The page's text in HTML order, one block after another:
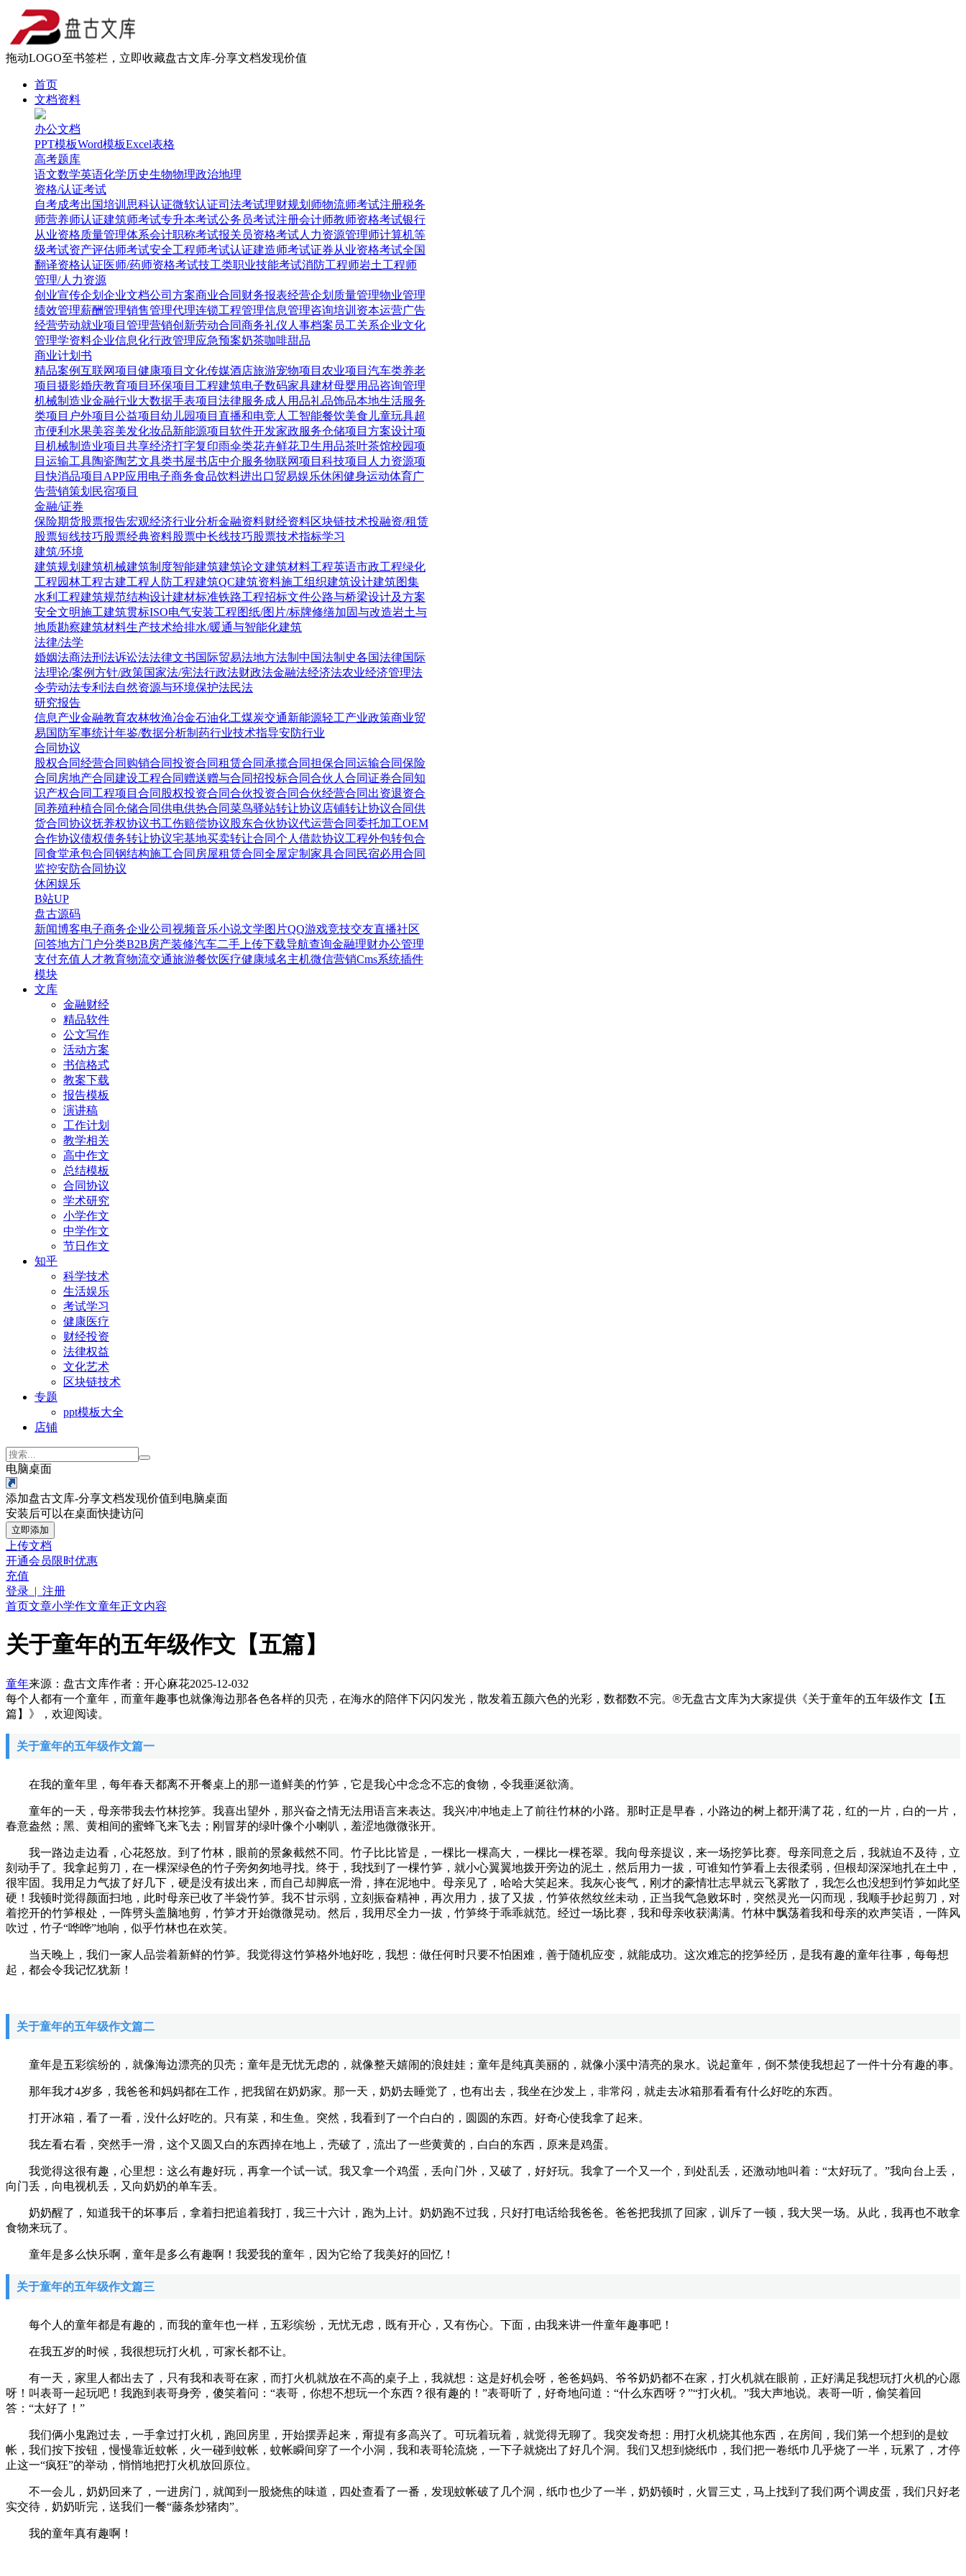
拖动LOGO至书签栏，立即收藏盘古文库-分享文档发现价值
首页
文档资料
办公文档
PPT模板Word模板Excel表格
高考题库
语文数学英语化学历史生物物理政治地理
资格/认证考试
自考成考出国培训 思科认证微软认证司法考试理财规划师物流师考试注册税务
师营养师认证建筑师考试专升本考试公务员考试注册会计师教师资格考试银行
从业资格质量管理体系会计职称考试报关员资格考试人力资源管理师计算机等
级考试资产评估师考试安全工程师考试认证建造师考试证券从业资格考试全国
翻译资格认证医师/药师资格考试技工类职业技能考试消防工程师岩土工程师
管理/人力资源
创业宣传企划 企业文档公司方案商业合同 财务报表经营企划 质量管理物业管理
绩效管理薪酬管理销售管理代理连锁工程管理信息管理咨询培训 资本运营广告
经营劳动就业项目管理营销创新劳动合同商务礼仪 人事档案 员工关系企业文化
管理学资料企业信息化行政管理应急预案奶茶咖啡甜品
商业计划书
精品案例互联网项目 健康项目 文化传媒酒店旅游宠物项目 农业项目 汽车类养老
项目 摄影婚庆教育项目 环保项目 工程建筑电子数码家具建材母婴用品咨询管理
机械制造业金融行业大数据手表项目 法律服务成人用品礼品饰品本地生活服务
类项目 户外项目 公益项目 幼儿园项目 直播和电竞人工智能餐饮美食 儿童玩具超
市便利水果美容美发化妆品新能源项目 软件开发家政服务仓储项目 方案设计项
目 机械制造业项目 共享经济打字复印雨伞类花卉鲜花卫生用品茶叶茶馆校园项
目 运输工具陶瓷陶艺文具类书屋书店中介服务物联网项目 科技项目 人力资源项
目快消品项目 APP应用 电子商务食品饮料进出口贸易娱乐休闲健身运动体育广
告营销策划 民宿项目
金融/证券
保险期货股票报告宏观经济行业分析金融资料财经资料区块链技术投融资/租赁
股票短线技巧股票经典资料股票中长线技巧股票技术指标学习
建筑/环境
建筑规划 建筑机械建筑制度智能建筑建筑论文建筑材料工程英语市政工程绿化
工程园林工程古建工程 人防工程建筑QC建筑资料施工组织建筑设计建筑图集
水利工程建筑规范结构设计建材标准铁路工程招标文件公路与桥梁设计及方案
安全文明施工建筑贯标ISO电气安装工程图纸/图片/标牌修缮加固与改造岩土与
地质勘察建筑材料生产技术给排水/暖通与智能化建筑
法律/法学
婚姻法商法刑法诉讼法法律文书国际贸易法地方法制 中国法制史各国法律国际
法理论/案例方针/政策国家法/宪法行政法财政法金融法经济法农业经济管理法
令劳动法专利法自然资源与环境保护法民法
研究报告
信息产业金融教育农林牧渔冶金石油化工煤炭交通新能源轻工产业政策商业贸
易国防军事统计年鉴/数据分析制药行业技术指导安防行业
合同协议
股权合同经营合同 购销合同投资合同租赁合同 承揽合同担保合同运输合同保险
合同 房地产合同建设工程合同 赠送赠与合同招投标合同合伙人合同证券合同知
识产权合同 工程项目合同 股权投资合同合伙投资合同合伙经营合同 出资退资合
同 养殖种植合同仓储合同供电供热合同菜鸟驿站转让协议店铺转让协议合同供
货合同协议抚养权协议书工伤赔偿协议股东合伙协议代运营合同委托加工OEM
合作协议债权债务转让协议宅基地买卖转让合同个人借款协议工程外包转包合
同食堂承包合同钢结构施工合同 房屋租赁合同全屋定制家具合同 民宿必用合同
监控安防合同协议
休闲娱乐
B站UP
盘古源码
新闻博客电子商务企业公司 视频音乐小说文学图片QQ游戏竞技交友直播社区
问答地方门户分类B2B房产装修汽车二手 上传下载导航查询金融理财办公管理
支付充值 人才教育物流交通旅游餐饮医疗健康域名主机微信营销Cms系统插件
模块
文库
金融财经
精品软件
公文写作
活动方案
书信格式
教案下载
报告模板
演讲稿
工作计划
教学相关
高中作文
总结模板
合同协议
学术研究
小学作文
中学作文
节日作文
知乎
科学技术
生活娱乐
考试学习
健康医疗
财经投资
法律权益
文化艺术
区块链技术
专题
ppt模板大全
店铺
电脑桌面
添加盘古文库-分享文档发现价值到电脑桌面
安装后可以在桌面快捷访问
立即添加
上传文档
开通会员限时优惠
充值
登录 | 注册
首页文章小学作文童年正文内容
关于童年的五年级作文【五篇】
童年来源：盘古文库作者：开心麻花2025-12-032
每个人都有一个童年，而童年趣事也就像海边那各色各样的贝壳，在海水的陪伴下闪闪发光，散发着五颜六色的光彩，数都数不完。 ®无盘古文库为大家提供《关于童年的五年级作文【五
篇】》，欢迎阅读。
关于童年的五年级作文篇一
在我的童年里，每年春天都离不开餐桌上的那一道鲜美的竹笋，它是我心中念念不忘的食物，令我垂涎欲滴。
童年的一天，母亲带我去竹林挖笋。我喜出望外，那兴奋之情无法用语言来表达。我兴冲冲地走上了前往竹林的小路。那时正是早春，小路边的树上都开满了花，红的一片，白的一片，
春意盎然；黑、黄相间的蜜蜂飞来飞去；刚冒芽的绿叶像个小喇叭，羞涩地微微张开。
我一路边走边看，心花怒放。到了竹林，眼前的景象截然不同。竹子比比皆是，一棵比一棵高大，一棵比一棵苍翠。我向母亲提议，来一场挖笋比赛。母亲同意之后，我就迫不及待，立
刻动手了。我拿起剪刀，在一棵深绿色的竹子旁匆匆地寻找。终于，我找到了一棵竹笋，就小心翼翼地拨开旁边的泥土，然后用力一拔，可谁知竹笋看上去很柔弱，但根却深深地扎在土中，
很牢固。我用足力气拔了好几下，硬是没有拔出来，而自己却脚底一滑，摔在泥地中。母亲见了，哈哈大笑起来。我灰心丧气，刚才的豪情壮志早就云飞雾散了，我怎么也没想到竹笋如此坚
硬！我顿时觉得颜面扫地，此时母亲已收了半袋竹笋。我不甘示弱，立刻振奋精神，再次用力，拔了又拔，竹笋依然纹丝未动，正当我气急败坏时，突然灵光一闪而现，我顺手抄起剪刀，对
着挖开的竹笋根处，一阵劈头盖脑地剪，竹笋才开始微微晃动。然后，我用尽全力一拔，竹笋终于乖乖就范。经过一场比赛，我和母亲收获满满。竹林中飘荡着我和母亲的欢声笑语，一阵风
吹过，竹子“哗哗”地响，似乎竹林也在欢笑。
当天晚上，我们一家人品尝着新鲜的竹笋。我觉得这竹笋格外地好吃，我想：做任何时只要不怕困难，善于随机应变，就能成功。这次难忘的挖笋经历，是我有趣的童年往事，每每想
起，都会令我记忆犹新！
关于童年的五年级作文篇二
童年是五彩缤纷的，就像海边漂亮的贝壳；童年是无忧无虑的，就像整天嬉闹的浪娃娃；童年是纯真美丽的，就像小溪中清亮的泉水。说起童年，倒不禁使我想起了一件十分有趣的事。
那年我才4岁多，我爸爸和妈妈都在工作，把我留在奶奶家。那一天，奶奶去睡觉了，也有出去，我坐在沙发上，非常闷，就走去冰箱那看看有什么好吃的东西。
打开冰箱，看了一看，没什么好吃的。只有菜，和生鱼。突然，我看到了一个白白的，圆圆的东西。好奇心使我拿了起来。
我左看右看，突然手一滑，这个又圆又白的东西掉在地上，壳破了，流出了一些黄黄的，白白的东西，原来是鸡蛋。
我觉得这很有趣，心里想：这么有趣好玩，再拿一个试一试。我又拿一个鸡蛋，丢向门外，又破了，好好玩。我拿了一个又一个，到处乱丢，还激动地叫着：“太好玩了。”我向台上丢，
向门丢，向电视机丢，又向奶奶的单车丢。
奶奶醒了，知道我干的坏事后，拿着扫把追着我打，我三十六计，跑为上计。奶奶跑不过我，只好打电话给我爸爸。爸爸把我抓了回家，训斥了一顿，我大哭一场。从此，我再也不敢拿
食物来玩了。
童年是多么快乐啊，童年是多么有趣啊！我爱我的童年，因为它给了我美好的回忆！
关于童年的五年级作文篇三
每个人的童年都是有趣的，而我的童年也一样，五彩缤纷，无忧无虑，既有开心，又有伤心。下面，由我来讲一件童年趣事吧！
在我五岁的时候，我很想玩打火机，可家长都不让。
有一天，家里人都出去了，只有我和表哥在家，而打火机就放在不高的桌子上，我就想：这是好机会呀，爸爸妈妈、爷爷奶奶都不在家，打火机就在眼前，正好满足我想玩打火机的心愿
呀！叫表哥一起玩吧！我跑到表哥身旁，傻笑着问：“表哥，你想不想玩一个东西？很有趣的！”表哥听了，好奇地问道：“什么东西呀？”“打火机。”我大声地说。表哥一听，偷笑着回
答：“太好了！”
我们俩小鬼跑过去，一手拿过打火机，跑回房里，开始摆弄起来，甭提有多高兴了。可玩着玩着，就觉得无聊了。我突发奇想：用打火机烧其他东西，在房间，我们第一个想到的是蚊
帐，我们按下按钮，慢慢靠近蚊帐，火一碰到蚊帐，蚊帐瞬间穿了一个小洞，我和表哥轮流烧，一下子就烧出了好几个洞。我们又想到烧纸巾，我们把一卷纸巾几乎烧了一半，玩累了，才停
止这一“疯狂”的举动，悄悄地把打火机放回原位。
不一会儿，奶奶回来了，一进房门，就闻到一股烧焦的味道，四处查看了一番，发现蚊帐破了几个洞，纸巾也少了一半，奶奶顿时，火冒三丈，马上找到了我们两个调皮蛋，我们只好老
实交待，奶奶听完，送我们一餐“藤条炒猪肉”。
我的童年真有趣啊！